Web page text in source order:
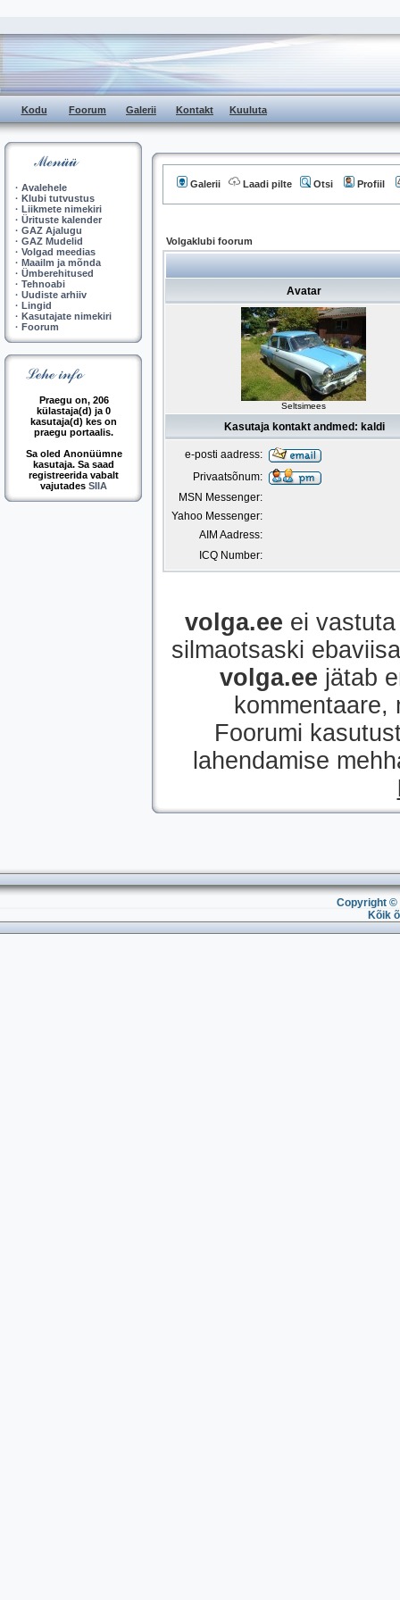
Kodu Foorum Galerii Kontakt Kuuluta
· Avalehele
· Klubi tutvustus
· Liikmete nimekiri
· Ürituste kalender
· GAZ Ajalugu
· GAZ Mudelid
· Volgad meedias
· Maailm ja mõnda
· Ümberehitused
· Tehnoabi
· Uudiste arhiiv
· Lingid
· Kasutajate nimekiri
· Foorum
Praegu on, 206
külastaja(d) ja 0
kasutaja(d) kes on
praegu portaalis.
Sa oled Anonüümne
kasutaja. Sa saad
registreerida vabalt
vajutades SIIA
Galerii Laadi pilte Otsi Profiil
Volgaklubi foorum
Avatar
Seltsimees
Kasutaja kontakt andmed: kaldi
e-posti aadress:
Privaatsõnum:
MSN Messenger:
Yahoo Messenger:
AIM Aadress:
ICQ Number:
volga.ee ei
silmaotsaski
volga.ee jätab
Foorumi
lahendamise
Copyright ©
Kõik